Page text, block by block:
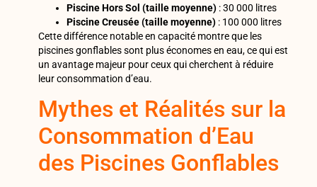
Piscine Hors Sol (taille moyenne): 30 000 litres
Piscine Creusée (taille moyenne): 100 000 litres
Cette différence notable en capacité montre que les
piscines gonflables sont plus économes en eau, ce qui est
un avantage majeur pour ceux qui cherchent à réduire
leur consommation d’eau.
Mythes et Réalités sur la
Consommation d’Eau
des Piscines Gonflables